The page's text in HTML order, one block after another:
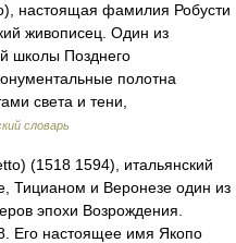
настоящая фамилия Робусти
живописец. Один из
школы Позднего
полотна
света и тени,
словарь
(1518 1594), итальянский
Тицианом и Веронезе один из
эпохи Возрождения.
Его настоящее имя Якопо